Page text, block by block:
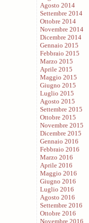
Agosto 2014
Settembre 2014
Ottobre 2014
Novembre 2014
Dicembre 2014
Gennaio 2015
Febbraio 2015
Marzo 2015
Aprile 2015
Maggio 2015
Giugno 2015
Luglio 2015
Agosto 2015
Settembre 2015
Ottobre 2015
Novembre 2015
Dicembre 2015
Gennaio 2016
Febbraio 2016
Marzo 2016
Aprile 2016
Maggio 2016
Giugno 2016
Luglio 2016
Agosto 2016
Settembre 2016
Ottobre 2016
Novembre 2016